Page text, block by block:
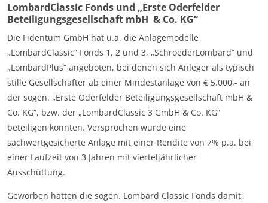
LombardClassic Fonds und „Erste Oderfelder
Beteiligungsgesellschaft mbH & Co. KG“
Die Fidentum GmbH hat u.a. die Anlagemodelle
„LombardClassic“ Fonds 1, 2 und 3, „SchroederLombard“ und
„LombardPlus“ angeboten, bei denen sich Anleger als typisch
stille Gesellschafter ab einer Mindestanlage von € 5.000,- an
der sogen. „Erste Oderfelder Beteiligungsgesellschaft mbH &
Co. KG“, bzw. der „LombardClassic 3 GmbH & Co. KG“
beteiligen konnten. Versprochen wurde eine
sachwertgesicherte Anlage mit einer Rendite von 7% p.a. bei
einer Laufzeit von 3 Jahren mit vierteljährlicher
Ausschüttung.
Geworben hatten die sogen. Lombard Classic Fonds damit,